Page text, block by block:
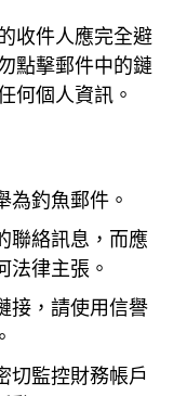
收件人應完全避
點擊郵件中的鏈
何個人資訊。
為釣魚郵件。
聯絡訊息，而應
法律主張。
接，請使用信譽
切監控財務帳戶